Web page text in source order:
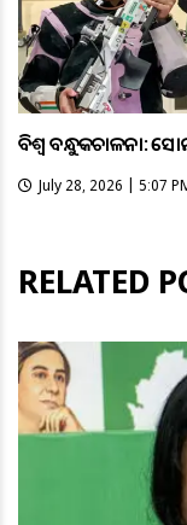
ବିଶ୍ବ ବନ୍ଧୁକଚାଳନା:
July 28, 2026 | 5:07
RELATED